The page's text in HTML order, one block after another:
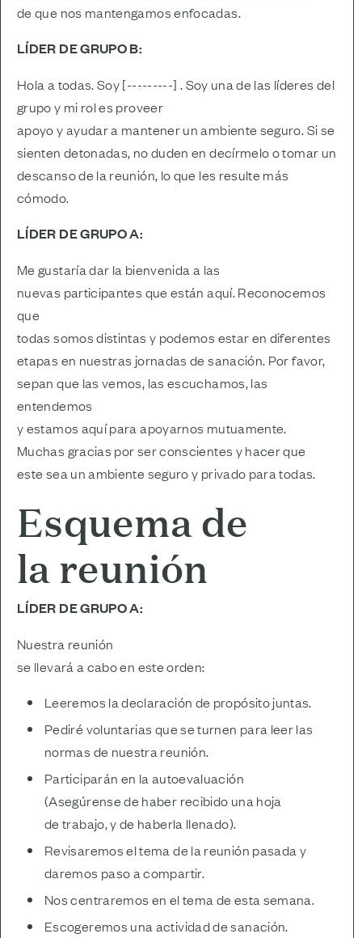
de que nos mantengamos enfocadas.
LÍDER DE GRUPO B:
Hola a todas. Soy [---------] . Soy una de las líderes del
grupo y mi rol es proveer
apoyo y ayudar a mantener un ambiente seguro. Si se
sienten detonadas, no duden en decírmelo o tomar un
descanso de la reunión, lo que les resulte más
cómodo.
LÍDER DE GRUPO A:
Me gustaría dar la bienvenida a las
nuevas participantes que están aquí. Reconocemos
que
todas somos distintas y podemos estar en diferentes
etapas en nuestras jornadas de sanación. Por favor,
sepan que las vemos, las escuchamos, las
entendemos
y estamos aquí para apoyarnos mutuamente.
Muchas gracias por ser conscientes y hacer que
este sea un ambiente seguro y privado para todas.
Esquema de
la reunión
LÍDER DE GRUPO A:
Nuestra reunión
se llevará a cabo en este orden:
Leeremos la declaración de propósito juntas.
Pediré voluntarias que se turnen para leer las
normas de nuestra reunión.
Participarán en la autoevaluación
(Asegúrense de haber recibido una hoja
de trabajo, y de haberla llenado).
Revisaremos el tema de la reunión pasada y
daremos paso a compartir.
Nos centraremos en el tema de esta semana.
Escogeremos una actividad de sanación.